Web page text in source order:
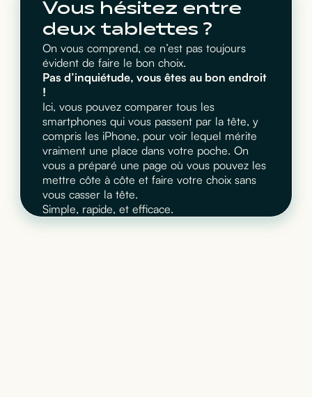
Vous hésitez entre
deux tablettes ?
On vous comprend, ce n’est pas toujours
évident de faire le bon choix.
Pas d’inquiétude, vous êtes au bon endroit
!
Ici, vous pouvez comparer tous les
smartphones qui vous passent par la tête, y
compris les iPhone, pour voir lequel mérite
vraiment une place dans votre poche. On
vous a préparé une page où vous pouvez les
mettre côte à côte et faire votre choix sans
vous casser la tête.
Simple, rapide, et efficace.